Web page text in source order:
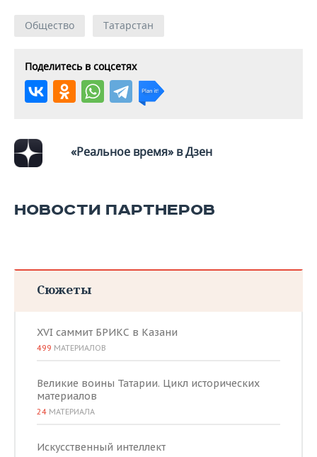
Общество Татарстан
Поделитесь в соцсетях
«Реальное время» в Дзен
НОВОСТИ ПАРТНЕРОВ
Сюжеты
XVI саммит БРИКС в Казани
499 МАТЕРИАЛОВ
Великие воины Татарии. Цикл исторических
материалов
24 МАТЕРИАЛА
Искусственный интеллект